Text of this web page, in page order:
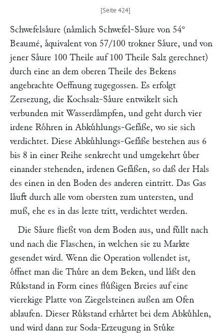
Schwefelsaͤure (naͤmlich Schwefel-Saͤure von 54°
Beaumé, aͤquivalent von 57/100 trokner Saͤure, und von
jener Saͤure 100 Theile auf 100 Theile Salz gerechnet)
durch eine an dem oberen Theile des Bekens
angebrachte Oeffnung zugegossen. Es erfolgt
Zersezung, die Kochsalz-Saͤure entwikelt sich
verbunden mit Wasserdaͤmpfen, und geht durch vier
irdene Roͤhren in Abkuͤhlungs-Gefaͤße, wo sie sich
verdichtet. Diese Abkuͤhlungs-Gefaͤße bestehen aus 6
bis 8 in einer Reihe senkrecht und umgekehrt uͤber
einander stehenden, irdenen Gefaͤßen, so daß der Hals
des einen in den Boden des anderen eintritt. Das Gas
laͤuft durch alle vom obersten zum untersten, und
muß, ehe es in das lezte tritt, verdichtet werden.
Die Saͤure fließt von dem Boden aus, und fuͤllt nach
und nach die Flaschen, in welchen sie zu Markte
gesendet wird. Wenn die Operation vollendet ist,
oͤffnet man die Thuͤre an dem Beken, und laͤßt den
Ruͤkstand in Form eines fluͤßigen Breies auf eine
vierekige Platte von Ziegelsteinen außen am Ofen
ablaufen. Dieser Ruͤkstand erhaͤrtet bei dem Abkuͤhlen,
und wird dann zur Soda-Erzeugung in Stuͤke